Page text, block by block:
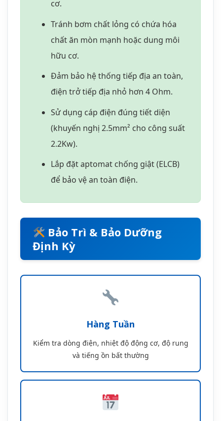
2.2Kw).
Lắp đặt aptomat chống giật (ELCB)
để bảo vệ an toàn điện.
Bảo Trì & Bảo Dưỡng
Định Kỳ
Hàng Tuần
và tiếng ồn bất thường
Hàng Tháng
kiểm tra cáp điện
6 Tháng